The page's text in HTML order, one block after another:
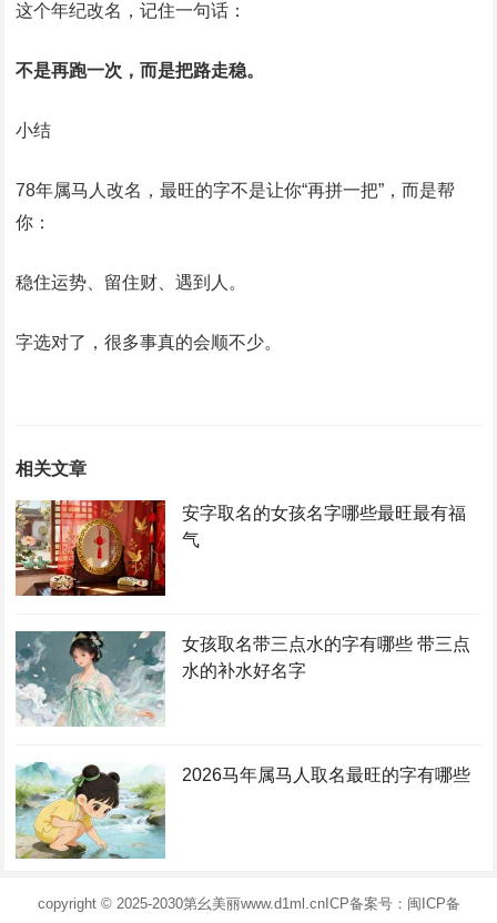
这个年纪改名，记住一句话：
不是再跑一次，而是把路走稳。
小结
78年属马人改名，最旺的字不是让你“再拼一把”，而是帮
你：
稳住运势、留住财、遇到人。
字选对了，很多事真的会顺不少。
相关文章
安字取名的女孩名字哪些最旺最有福
气
女孩取名带三点水的字有哪些 带三点
水的补水好名字
2026马年属马人取名最旺的字有哪些
copyright © 2025-2030第幺美丽www.d1ml.cnICP备案号：闽ICP备